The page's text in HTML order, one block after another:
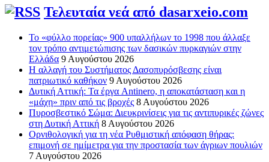
Τελευταία νεά από dasarxeio.com
Το «φύλλο πορείας» 900 υπαλλήλων το 1998 που άλλαξε
τον τρόπο αντιμετώπισης των δασικών πυρκαγιών στην
Ελλάδα 9 Αυγούστου 2026
Η αλλαγή του Συστήματος Δασοπυρόσβεσης είναι
πατριωτικό καθήκον 9 Αυγούστου 2026
Δυτική Αττική: Τα έργα Antinero, η αποκατάσταση και η
«μάχη» πριν από τις βροχές 8 Αυγούστου 2026
Πυροσβεστικό Σώμα: Διευκρινίσεις για τις αντιπυρικές ζώνες
στη Δυτική Αττική 8 Αυγούστου 2026
Ορνιθολογική για τη νέα Ρυθμιστική απόφαση θήρας:
επιμονή σε ημίμετρα για την προστασία των άγριων πουλιών
7 Αυγούστου 2026